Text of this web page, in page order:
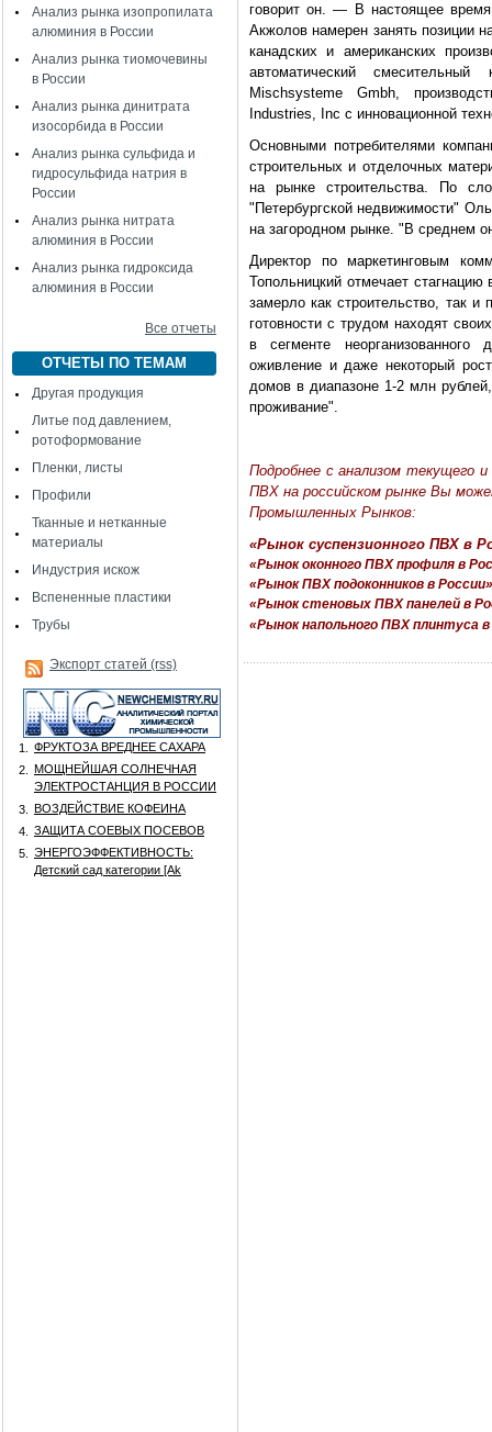
Анализ рынка изопропилата
алюминия в России
Анализ рынка тиомочевины
в России
Анализ рынка динитрата
изосорбида в России
Анализ рынка сульфида и
гидросульфида натрия в
России
Анализ рынка нитрата
алюминия в России
Анализ рынка гидроксида
алюминия в России
Все отчеты
ОТЧЕТЫ ПО ТЕМАМ
Другая продукция
Литье под давлением,
ротоформование
Пленки, листы
Профили
Тканные и нетканные
материалы
Индустрия искож
Вспененные пластики
Трубы
Экспорт статей (rss)
1.
ФРУКТОЗА ВРЕДНЕЕ САХАРА
2.
МОЩНЕЙШАЯ СОЛНЕЧНАЯ
ЭЛЕКТРОСТАНЦИЯ В РОССИИ
3.
ВОЗДЕЙСТВИЕ КОФЕИНА
4.
ЗАЩИТА СОЕВЫХ ПОСЕВОВ
5.
ЭНЕРГОЭФФЕКТИВНОСТЬ:
Детский сад категории [Аk
говорит он. — В настоящее время
Акжолов намерен занять позиции
канадских и американских
автоматический
Mischsysteme Gmbh,
Industries, Inc с инновационной
Основными потребителями
строительных и отделочных
на рынке строительства. По
"Петербургской недвижимости"
на загородном рынке. "В среднем
Директор по маркетинговым
Топольницкий отмечает
замерло как строительство, так
готовности с трудом находят
в сегменте неорганизованного
оживление и даже некоторый
домов в диапазоне 1-2 млн
проживание".
Подробнее с анализом текущего и
ПВХ на российском рынке Вы
Промышленных Рынков:
«Рынок суспензионного ПВХ в
«Рынок оконного ПВХ профиля в
«Рынок ПВХ подоконников в России»
«Рынок стеновых ПВХ панелей в
«Рынок напольного ПВХ плинтуса в